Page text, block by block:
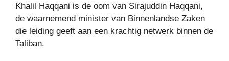
Khalil Haqqani is de oom van Sirajuddin Haqqani,
de waarnemend minister van Binnenlandse Zaken
die leiding geeft aan een krachtig netwerk binnen de
Taliban.